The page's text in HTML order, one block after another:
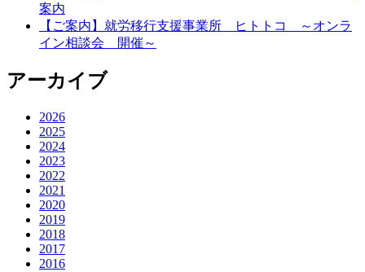
案内
【ご案内】就労移行支援事業所 ヒトトコ ～オンラ
イン相談会 開催～
アーカイブ
2026
2025
2024
2023
2022
2021
2020
2019
2018
2017
2016